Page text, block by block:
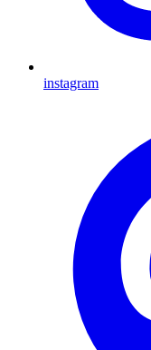
instagram